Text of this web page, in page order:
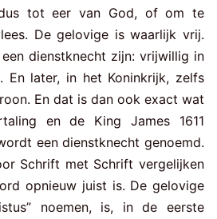
tot eer van God, of om te
De gelovige is waarlijk vrij.
dienstknecht zijn: vrijwillig in
En later, in het Koninkrijk, zelfs
En dat is dan ook exact wat
en de King James 1611
een dienstknecht genoemd.
Schrift met Schrift vergelijken
opnieuw juist is. De gelovige
noemen, is, in de eerste